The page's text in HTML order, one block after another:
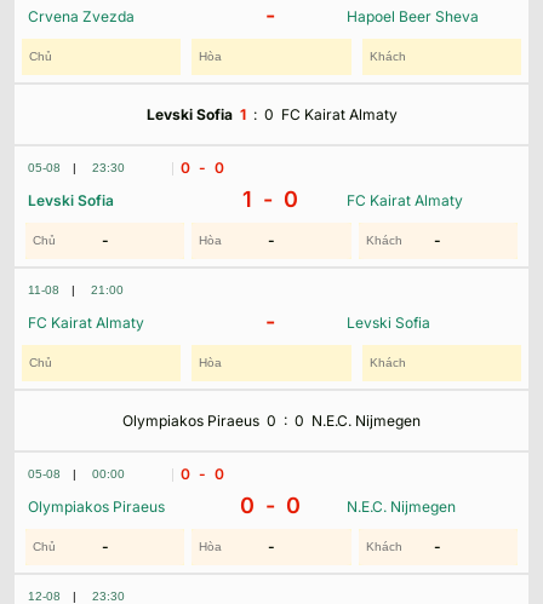
Crvena Zvezda - Hapoel Beer Sheva
Levski Sofia1: 0 FC Kairat Almaty
05-08 | 23:30
Levski Sofia 1 - 0 FC Kairat Almaty
- - -
0 - 0
11-08 | 21:00
FC Kairat Almaty - Levski Sofia
Olympiakos Piraeus 0 : 0 N.E.C. Nijmegen
05-08 | 00:00
Olympiakos Piraeus 0 - 0 N.E.C. Nijmegen
- - -
0 - 0
12-08 | 23:30